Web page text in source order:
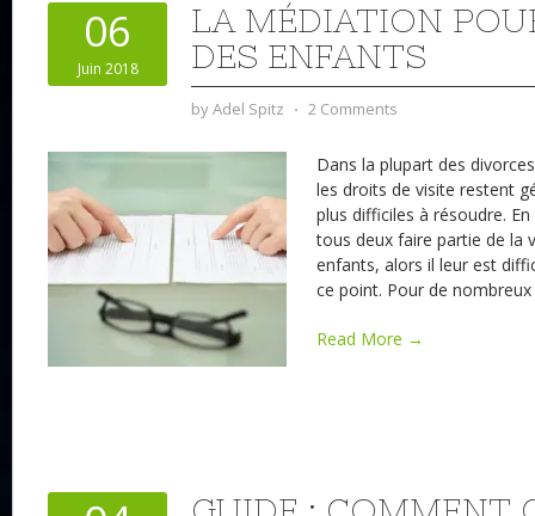
06
Juin 2018
LA MÉDIATION
DES ENFANTS
byAdel Spitz ⋅ 2 Comments
Dans la plupart des
les droits de visite restent
plus difficiles à résoudre.
tous deux faire partie de la
enfants, alors il leur est
ce point. Pour de
Read More →